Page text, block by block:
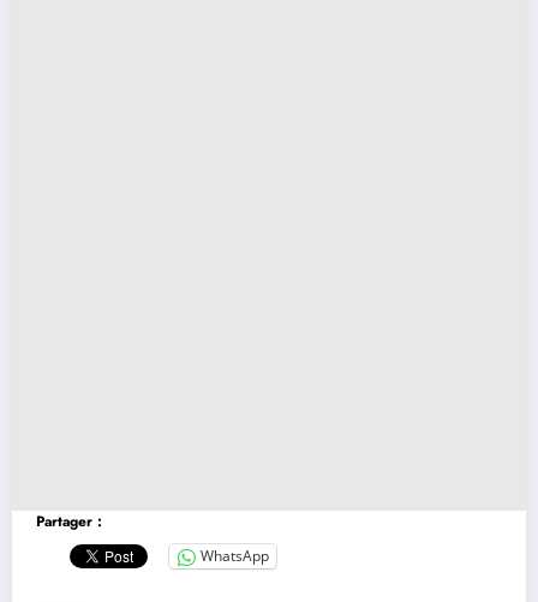
Partager :
WhatsApp